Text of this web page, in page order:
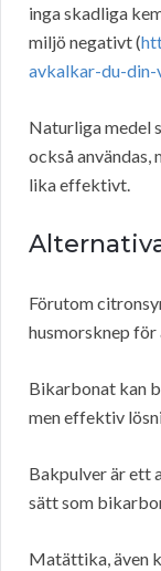
inga skadliga
miljö negativt (
avkalkar-du-
Naturliga medel
också användas,
lika effektivt.
Förutom
husmorsknep
Bikarbonat kan
men effektiv
Bakpulver är ett
sätt som
Matättika, även